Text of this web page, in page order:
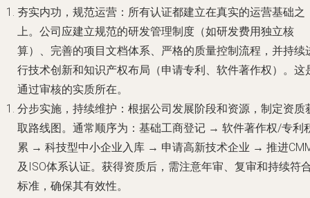
夯实内功，规范运营 ：所有认证都建立在真实的运营基础之
上。公司应建立规范的研发管理制度（如研发费用独立核
算）、完善的项目文档体系、严格的质量控制流程，并持续
行技术创新和知识产权布局（申请专利、软件著作权）。这
通过审核的实质所在。
分步实施，持续维护 ：根据公司发展阶段和资源，制定资质
取路线图。通常顺序为：基础工商登记 → 软件著作权/专利
累 → 科技型中小企业入库 → 申请高新技术企业 → 推进
及ISO体系认证。获得资质后，需注意年审、复审和持续符
标准，确保其有效性。